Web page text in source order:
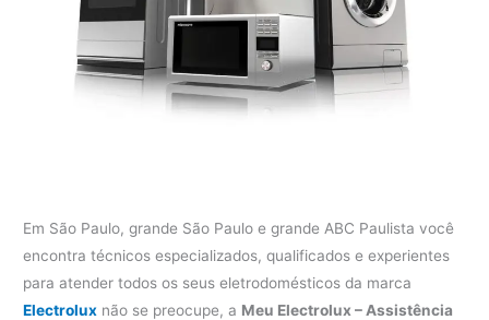
Em São Paulo, grande São Paulo e grande ABC Paulista você
encontra técnicos especializados, qualificados e experientes
para atender todos os seus eletrodomésticos da marca
Electrolux não se preocupe, a Meu Electrolux – Assistência